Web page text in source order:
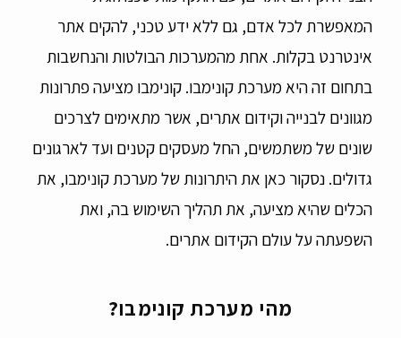
המאפשרת לכל אדם, גם ללא ידע טכני, להקים אתר
אינטרנט בקלות. אחת מהמערכות הבולטות והנחשבות
בתחום זה היא מערכת קונימבו. קונימבו מציעה פתרונות
מגוונים לבנייה וקידום אתרים, אשר מתאימים לצרכים
שונים של משתמשים, החל מעסקים קטנים ועד לארגונים
גדולים. נסקור כאן את היתרונות של מערכת קונימבו, את
הכלים שהיא מציעה, את תהליך השימוש בה, ואת
השפעתה על עולם הקידום אתרים.
מהי מערכת קונימבו?